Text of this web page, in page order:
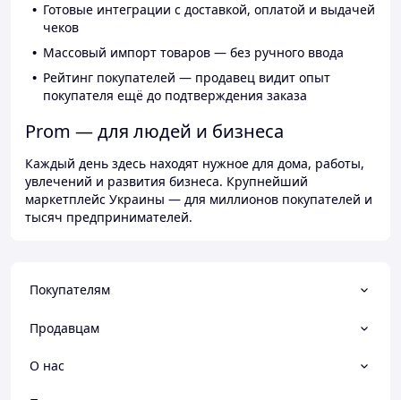
Готовые интеграции с доставкой, оплатой и выдачей
чеков
Массовый импорт товаров — без ручного ввода
Рейтинг покупателей — продавец видит опыт
покупателя ещё до подтверждения заказа
Prom — для людей и бизнеса
Каждый день здесь находят нужное для дома, работы,
увлечений и развития бизнеса. Крупнейший
маркетплейс Украины — для миллионов покупателей и
тысяч предпринимателей.
Покупателям
Продавцам
О нас